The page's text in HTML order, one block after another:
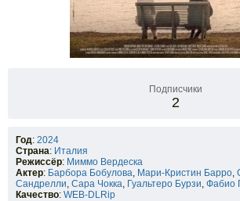
Подписчики
2
Год: 2024
Страна: Италия
Режиссёр: Миммо Вердеска
Актер: Барбора Бобулова, Мари-Кристин Барро,
Сандрелли, Сара Чокка, Гуальтеро Бурзи, Фабио
Качество: WEB-DLRip